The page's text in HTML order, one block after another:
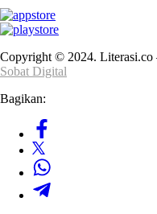
Copyright © 2024. Literasi.co
Sobat Digital
Bagikan: